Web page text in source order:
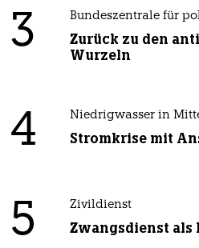
3 Bundeszentrale für
Zurück zu den
Wurzeln
4 Niedrigwasser in
Stromkrise mit
5 Zivildienst
Zwangsdienst als